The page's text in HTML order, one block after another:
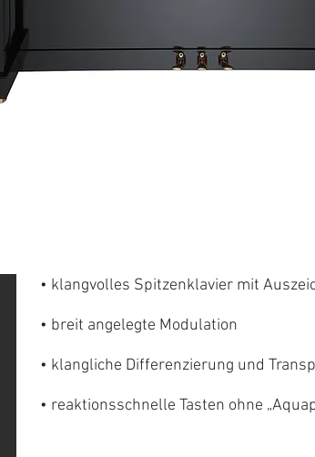
• klangvolles Spitzenklavier mit
• breit angelegte Modulation
• klangliche Differenzierung und
• reaktionsschnelle Tasten ohne